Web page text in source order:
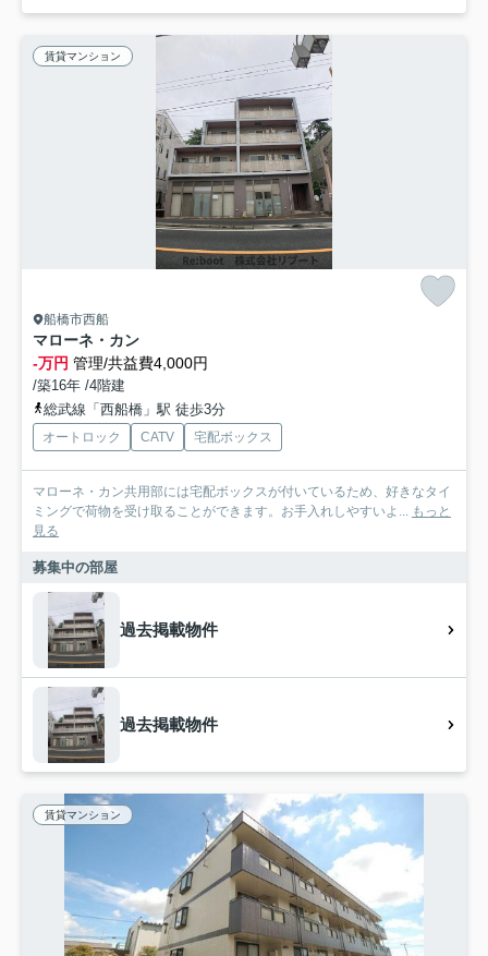
賃貸マンション
船橋市西船
マローネ・カン
-万円 管理/共益費4,000円
/築16年 /4階建
総武線「西船橋」駅 徒歩3分
オートロック CATV 宅配ボックス
マローネ・カン共用部には宅配ボックスが付いているため、好きなタイ
ミングで荷物を受け取ることができます。お手入れしやすいよ... もっと
見る
募集中の部屋
過去掲載物件
過去掲載物件
賃貸マンション